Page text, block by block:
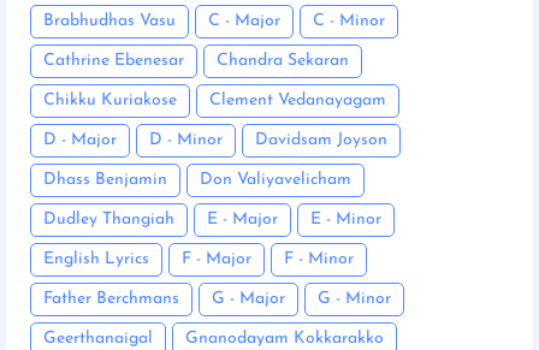
Brabhudhas Vasu C - Major C - Minor
Cathrine Ebenesar Chandra Sekaran
Chikku Kuriakose Clement Vedanayagam
D - Major D - Minor Davidsam Joyson
Dhass Benjamin Don Valiyavelicham
Dudley Thangiah E - Major E - Minor
English Lyrics F - Major F - Minor
Father Berchmans G - Major G - Minor
Geerthanaigal Gnanodayam Kokkarakko